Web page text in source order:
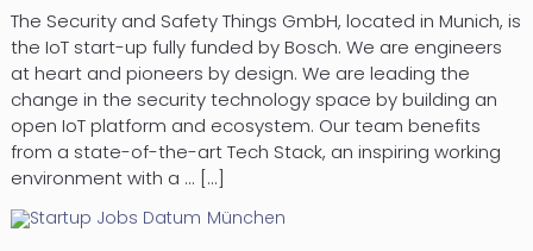
The Security and Safety Things GmbH, located in Munich, is
the IoT start-up fully funded by Bosch. We are engineers
at heart and pioneers by design. We are leading the
change in the security technology space by building an
open IoT platform and ecosystem. Our team benefits
from a state-of-the-art Tech Stack, an inspiring working
environment with a ... [...]
München